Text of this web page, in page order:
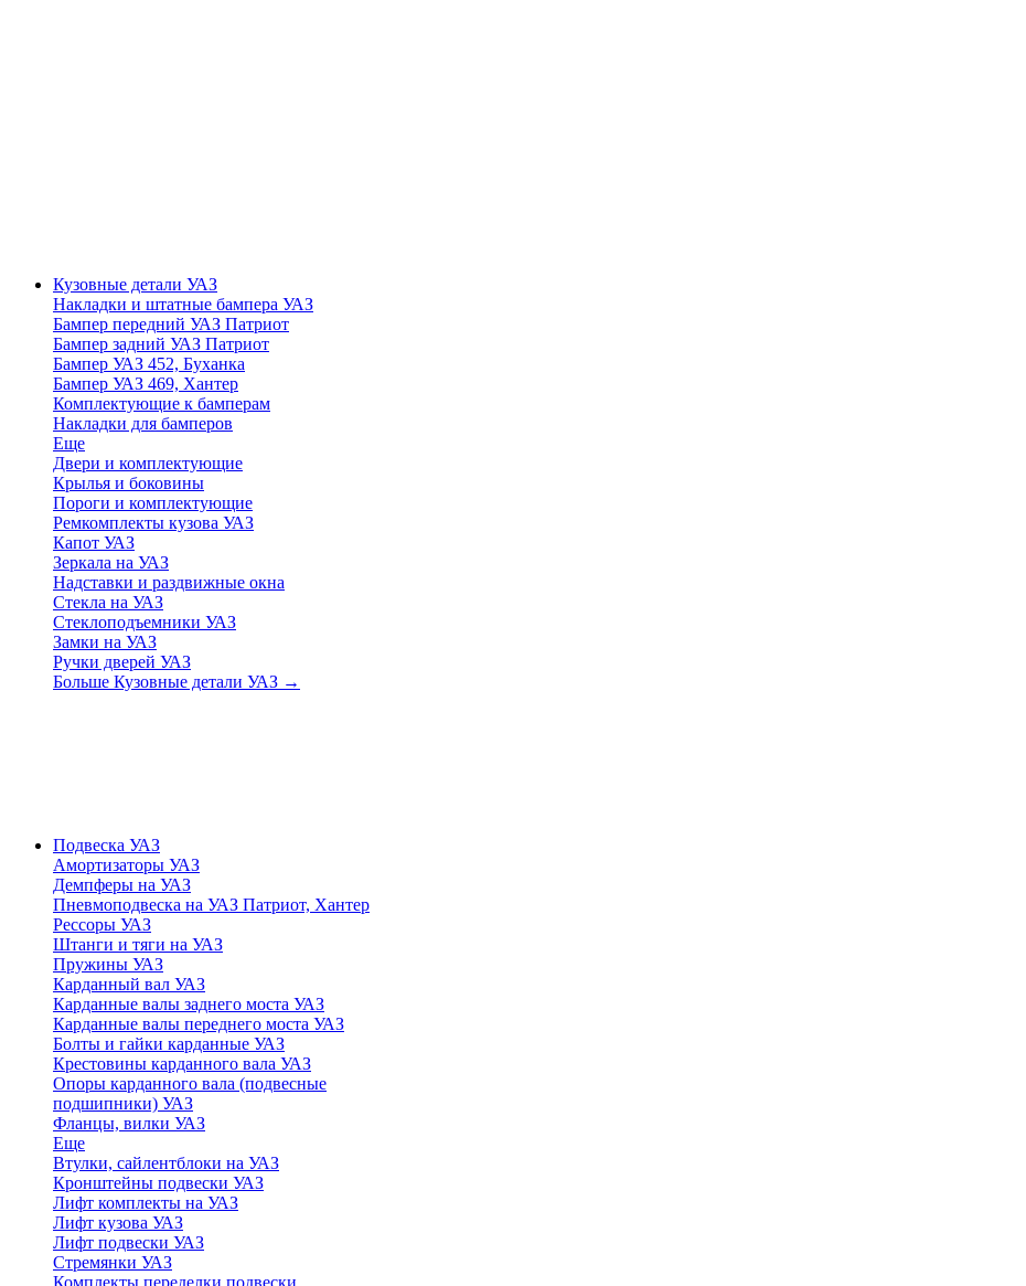
Кузовные детали УАЗ
Накладки и штатные бампера УАЗ
Бампер передний УАЗ Патриот
Бампер задний УАЗ Патриот
Бампер УАЗ 452, Буханка
Бампер УАЗ 469, Хантер
Комплектующие к бамперам
Накладки для бамперов
Еще
Двери и комплектующие
Крылья и боковины
Пороги и комплектующие
Ремкомплекты кузова УАЗ
Капот УАЗ
Зеркала на УАЗ
Надставки и раздвижные окна
Стекла на УАЗ
Стеклоподъемники УАЗ
Замки на УАЗ
Ручки дверей УАЗ
Больше Кузовные детали УАЗ →
Подвеска УАЗ
Амортизаторы УАЗ
Демпферы на УАЗ
Пневмоподвеска на УАЗ Патриот, Хантер
Рессоры УАЗ
Штанги и тяги на УАЗ
Пружины УАЗ
Карданный вал УАЗ
Карданные валы заднего моста УАЗ
Карданные валы переднего моста УАЗ
Болты и гайки карданные УАЗ
Крестовины карданного вала УАЗ
Опоры карданного вала (подвесные
подшипники) УАЗ
Фланцы, вилки УАЗ
Еще
Втулки, сайлентблоки на УАЗ
Кронштейны подвески УАЗ
Лифт комплекты на УАЗ
Лифт кузова УАЗ
Лифт подвески УАЗ
Стремянки УАЗ
Комплекты переделки подвески